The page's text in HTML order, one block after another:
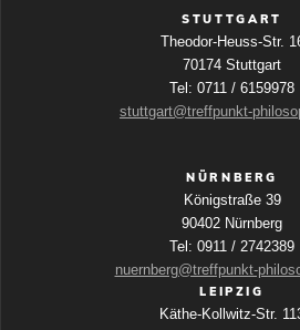
STUTTGART
Theodor-Heuss-Str.
70174 Stuttgart
Tel: 0711 / 6159978
stuttgart@treffpunkt-
NÜRNBERG
Königstraße 39
90402 Nürnberg
Tel: 0911 / 2742389
nuernberg@treffpunkt-
LEIPZIG
Käthe-Kollwitz-Str.